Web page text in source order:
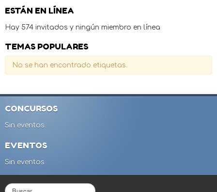
ESTÁN EN LÍNEA
Hay 574 invitados y ningún miembro en línea
TEMAS POPULARES
No se han encontrado etiquetas.
CONCURSOS
Sin eventos
EVENTOS
Sin eventos
B